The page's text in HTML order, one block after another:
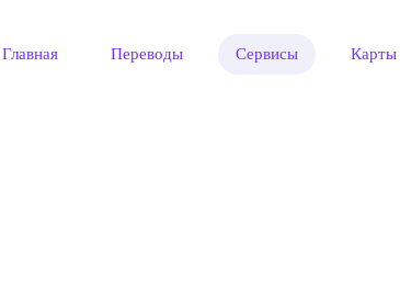
Главная Переводы Сервисы Карты